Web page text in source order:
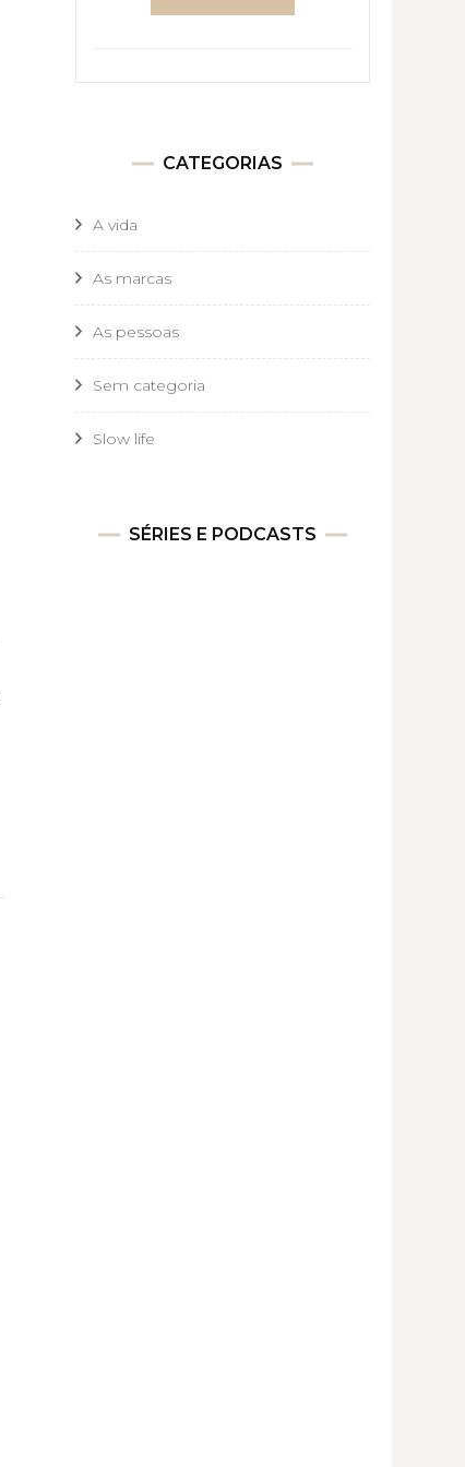
CATEGORIAS
A vida
As marcas
As pessoas
Sem categoria
Slow life
SÉRIES E PODCASTS